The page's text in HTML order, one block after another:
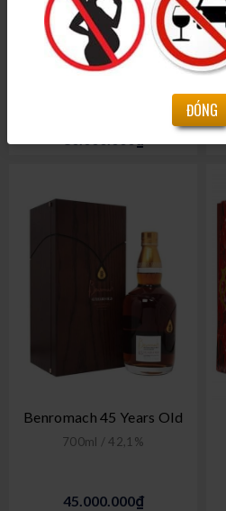
Benromach 40 - 2023
Release
Benromach 45 Years Old
700ml / 42,1%
45.000.000₫
ĐÓNG